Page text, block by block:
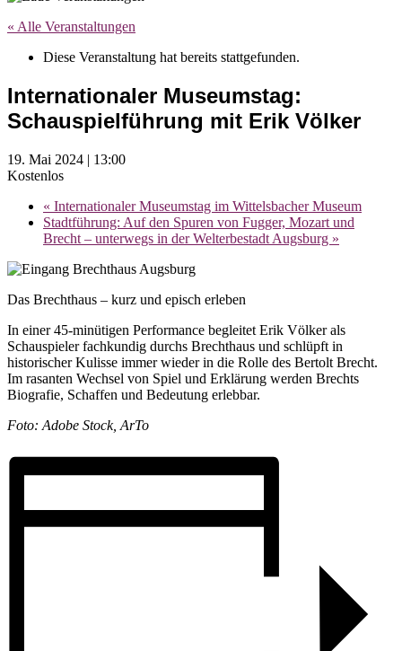
« Alle Veranstaltungen
Diese Veranstaltung hat bereits stattgefunden.
Internationaler Museumstag:
Schauspielführung mit Erik Völker
19. Mai 2024 | 13:00
Kostenlos
« Internationaler Museumstag im Wittelsbacher Museum
Stadtführung: Auf den Spuren von Fugger, Mozart und
Brecht – unterwegs in der Welterbestadt Augsburg »
Das Brechthaus – kurz und episch erleben
In einer 45-minütigen Performance begleitet Erik Völker als
Schauspieler fachkundig durchs Brechthaus und schlüpft in
historischer Kulisse immer wieder in die Rolle des Bertolt Brecht.
Im rasanten Wechsel von Spiel und Erklärung werden Brechts
Biografie, Schaffen und Bedeutung erlebbar.
Foto: Adobe Stock, ArTo